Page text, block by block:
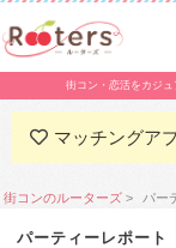
街コン・恋活をカジ
マッチングア
街コンのルーターズ パー
パーティーレポート